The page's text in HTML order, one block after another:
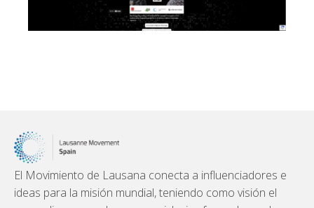
El Movimiento de Lausana conecta a influenciadores e
ideas para la misión mundial, teniendo como visión el